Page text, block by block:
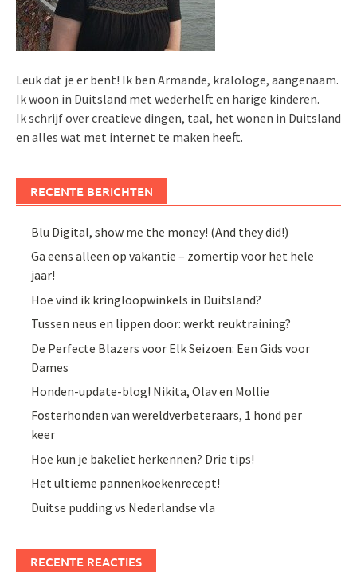
Leuk dat je er bent! Ik ben Armande, kralologe, aangenaam.
Ik woon in Duitsland met wederhelft en harige kinderen.
Ik schrijf over creatieve dingen, taal, het wonen in Duitsland
en alles wat met internet te maken heeft.
RECENTE BERICHTEN
Blu Digital, show me the money! (And they did!)
Ga eens alleen op vakantie – zomertip voor het hele
jaar!
Hoe vind ik kringloopwinkels in Duitsland?
Tussen neus en lippen door: werkt reuktraining?
De Perfecte Blazers voor Elk Seizoen: Een Gids voor
Dames
Honden-update-blog! Nikita, Olav en Mollie
Fosterhonden van wereldverbeteraars, 1 hond per
keer
Hoe kun je bakeliet herkennen? Drie tips!
Het ultieme pannenkoekenrecept!
Duitse pudding vs Nederlandse vla
RECENTE REACTIES